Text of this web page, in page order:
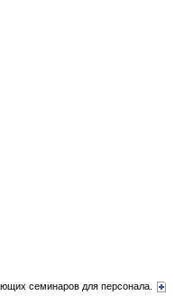
семинаров для персонала.